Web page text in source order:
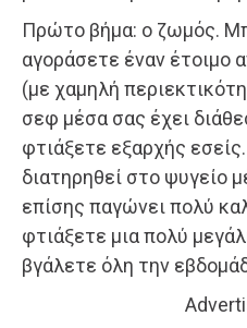
Πρώτο βήμα: ο ζωμός.
αγοράσετε έναν έτοιμο
(με χαμηλή
σεφ μέσα σας έχει
φτιάξετε εξαρχής
διατηρηθεί στο ψυγείο
επίσης παγώνει πολύ
φτιάξετε μια πολύ
βγάλετε όλη την